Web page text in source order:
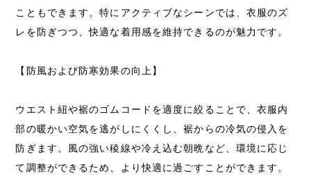
こともできます。特にアクティブなシーンでは、衣服のズ
レを防ぎつつ、快適な着用感を維持できるのが魅力です。
【防風および防寒効果の向上】
ウエスト紐や裾のゴムコードを適度に絞ることで、衣服内
部の暖かい空気を逃がしにくくし、裾からの冷気の侵入を
防ぎます。風の強い稜線や冷え込む朝晩など、環境に応じ
て調整ができるため、より快適に過ごすことができます。